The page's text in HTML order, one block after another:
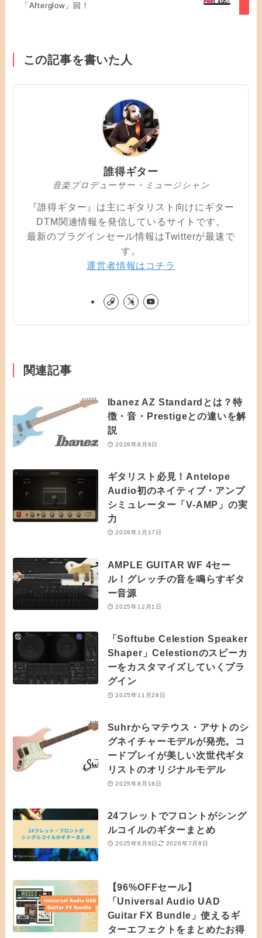
「Afterglow」回！
この記事を書いた人
誰得ギター
音楽プロデューサー・ミュージシャン
『誰得ギター』は主にギタリスト向けにギター
DTM関連情報を発信しているサイトです。
最新のプラグインセール情報はTwitterが最速で
す。
運営者情報はコチラ
関連記事
Ibanez AZ Standardとは？特
徴・音・Prestigeとの違いを解
説
2026年8月6日
ギタリスト必見！Antelope
Audio初のネイティブ・アンプ
シミュレーター「V-AMP」の実
力
2026年1月17日
AMPLE GUITAR WF 4セー
ル！グレッチの音を鳴らすギタ
ー音源
2025年12月1日
「Softube Celestion Speaker
Shaper」Celestionのスピーカ
ーをカスタマイズしていくプラ
グイン
2025年11月28日
Suhrからマテウス・アサトのシ
グネイチャーモデルが発売。コ
ードプレイが美しい次世代ギタ
リストのオリジナルモデル
2025年8月18日
24フレットでフロントがシング
ルコイルのギターまとめ
2025年8月8日 2026年7月8日
【96%OFFセール】
「Universal Audio UAD
Guitar FX Bundle」使えるギ
ターエフェクトをまとめたお得